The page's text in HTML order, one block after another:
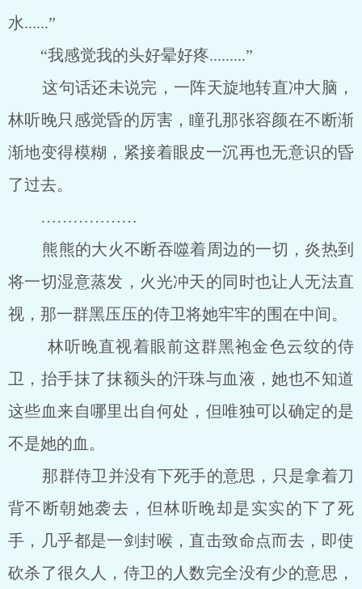
水......”
“我感觉我的头好晕好疼.........”
这句话还未说完，一阵天旋地转直冲大脑，
林听晚只感觉昏的厉害，瞳孔那张容颜在不断渐
渐地变得模糊，紧接着眼皮一沉再也无意识的昏
了过去。
………………
熊熊的大火不断吞噬着周边的一切，炎热到
将一切湿意蒸发，火光冲天的同时也让人无法直
视，那一群黑压压的侍卫将她牢牢的围在中间。
林听晚直视着眼前这群黑袍金色云纹的侍
卫，抬手抹了抹额头的汗珠与血液，她也不知道
这些血来自哪里出自何处，但唯独可以确定的是
不是她的血。
那群侍卫并没有下死手的意思，只是拿着刀
背不断朝她袭去，但林听晚却是实实的下了死
手，几乎都是一剑封喉，直击致命点而去，即使
砍杀了很久人，侍卫的人数完全没有少的意思，